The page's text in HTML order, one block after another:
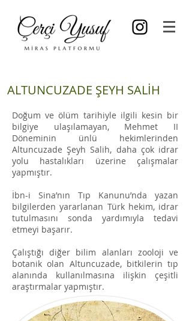
ALTUNCUZADE ŞEYH SALİH
Doğum ve ölüm tarihiyle ilgili kesin bir
bilgiye ulaşılamayan, Mehmet II
Döneminin ünlü hekimlerinden
Altuncuzade Şeyh Salih, daha çok idrar
yolu hastalıkları üzerine çalışmalar
yapmıştır.
İbn-i Sina’nın Tıp Kanunu’nda yazan
bilgilerden yararlanan Türk hekim, idrar
tutulmasını sonda yardımıyla tedavi
etmeyi başarır.
Çalıştığı diğer bilim alanları zooloji ve
botanik olan Altuncuzade, bitkilerin tıp
alanında kullanılmasına ilişkin çeşitli
araştırmalar yapmıştır.